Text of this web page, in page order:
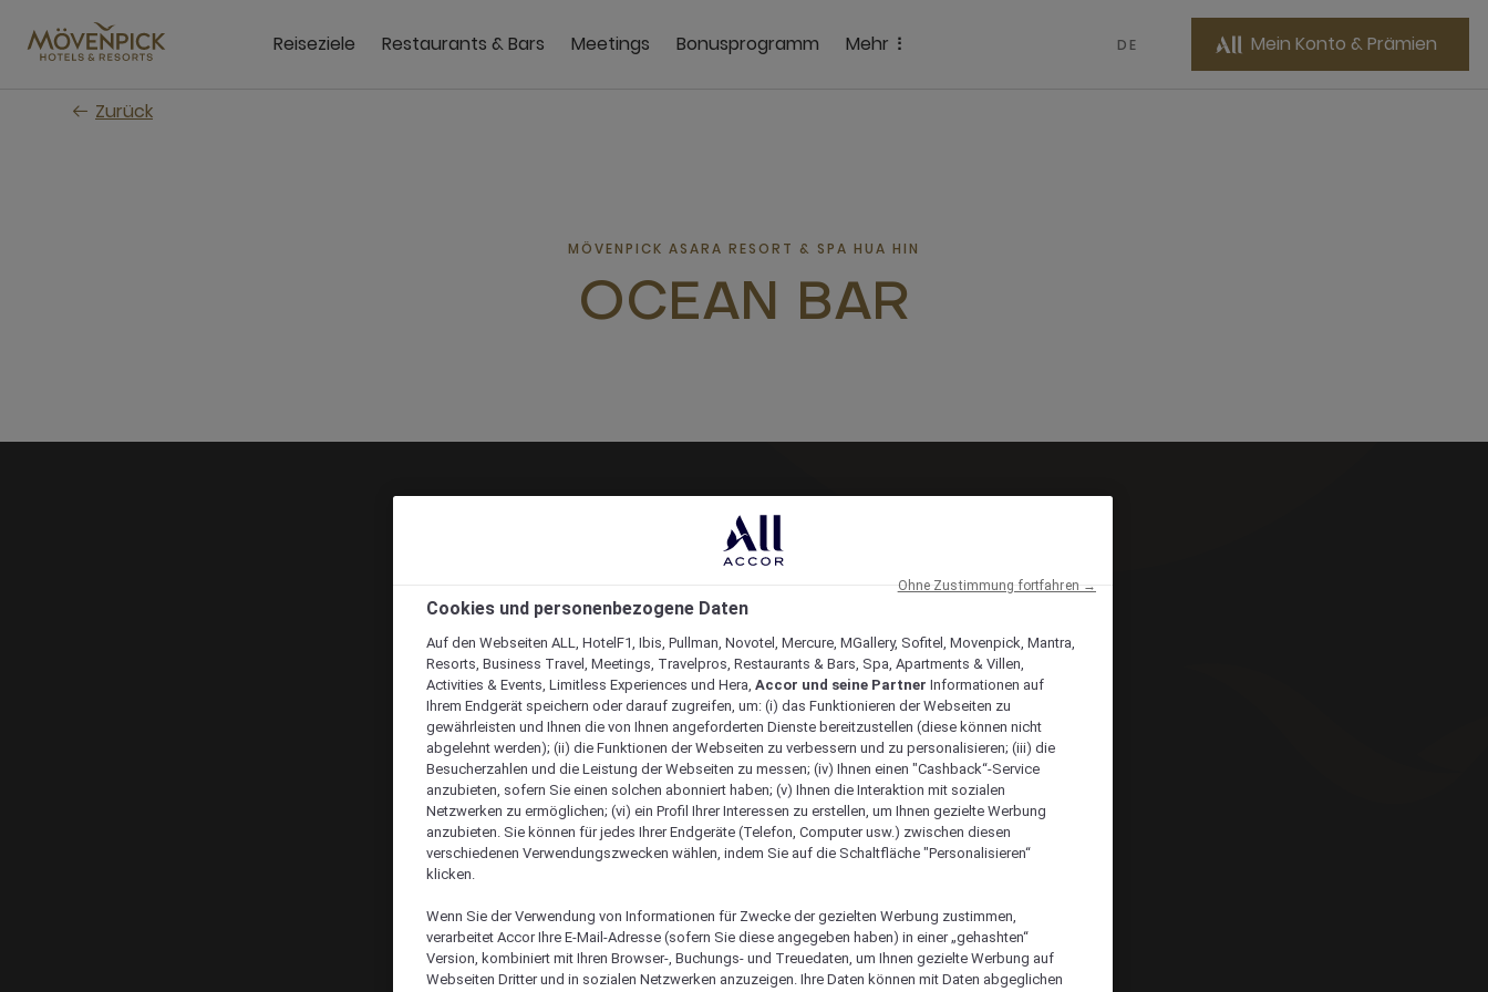
Hauptinhalt
wechseln
Reiseziele Restaurants & Bars Meetings Bonusprogramm Mehr DE Mein Konto & Prämien
Zurück
MÖVENPICK ASARA RESORT & SPA HUA HIN
OCEAN BAR
Tisch reservieren
Cookies und personenbezogene Daten
Auf den Webseiten ALL, HotelF1, Ibis, Pullman, Novotel, Mercure, MGallery, Sofitel, Movenpick, Mantra,
Resorts, Business Travel, Meetings, Travelpros, Restaurants & Bars, Spa, Apartments & Villen,
Activities & Events, Limitless Experiences und Hera, Accor und seine Partner Informationen auf
Ihrem Endgerät speichern oder darauf zugreifen, um: (i) das Funktionieren der Webseiten zu
gewährleisten und Ihnen die von Ihnen angeforderten Dienste bereitzustellen (diese können nicht
abgelehnt werden); (ii) die Funktionen der Webseiten zu verbessern und zu personalisieren; (iii) die
Besucherzahlen und die Leistung der Webseiten zu messen; (iv) Ihnen einen "Cashback“-Service
anzubieten, sofern Sie einen solchen abonniert haben; (v) Ihnen die Interaktion mit sozialen
Netzwerken zu ermöglichen; (vi) ein Profil Ihrer Interessen zu erstellen, um Ihnen gezielte Werbung
anzubieten. Sie können für jedes Ihrer Endgeräte (Telefon, Computer usw.) zwischen diesen
verschiedenen Verwendungszwecken wählen, indem Sie auf die Schaltfläche "Personalisieren“
klicken.
Wenn Sie der Verwendung von Informationen für Zwecke der gezielten Werbung zustimmen,
verarbeitet Accor Ihre E-Mail-Adresse (sofern Sie diese angegeben haben) in einer „gehashten“
Version, kombiniert mit Ihren Browser-, Buchungs- und Treuedaten, um Ihnen gezielte Werbung auf
Webseiten Dritter und in sozialen Netzwerken anzuzeigen. Ihre Daten können mit Daten abgeglichen
Ohne Zustimmung fortfahren →